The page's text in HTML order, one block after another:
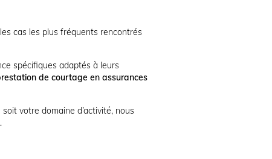
cas les plus fréquents rencontrés
spécifiques adaptés à leurs
de courtage en assurances
votre domaine d’activité, nous